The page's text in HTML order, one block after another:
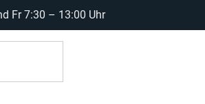
Fr 7:30 – 13:00 Uhr